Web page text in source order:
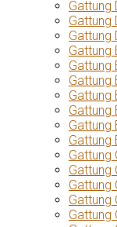
Gattung
Gattung
Gattung
Gattung
Gattung
Gattung
Gattung
Gattung
Gattung
Gattung
Gattung
Gattung
Gattung
Gattung
Gattung